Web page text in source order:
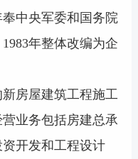
中央军委和国务院
年整体改编为企
房屋建筑工程施工
业务包括房建总承
开发和工程设计